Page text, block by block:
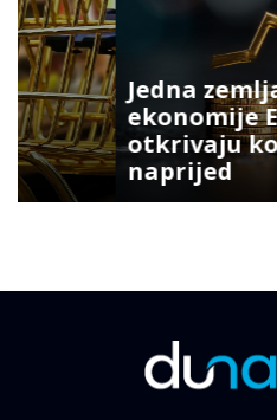
Jedna zemlja drži
ekonomije EU: Novi
otkrivaju ko vuče
naprijed